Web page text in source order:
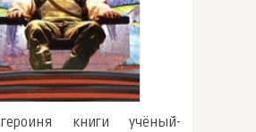
книги учёный-